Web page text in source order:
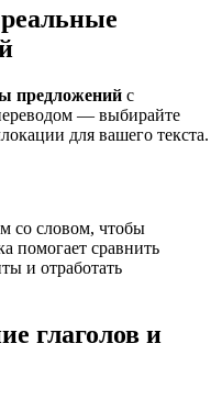
предложений с
— выбирайте
для вашего текста.
со словом, чтобы
помогает сравнить
и отработать
глаголов и